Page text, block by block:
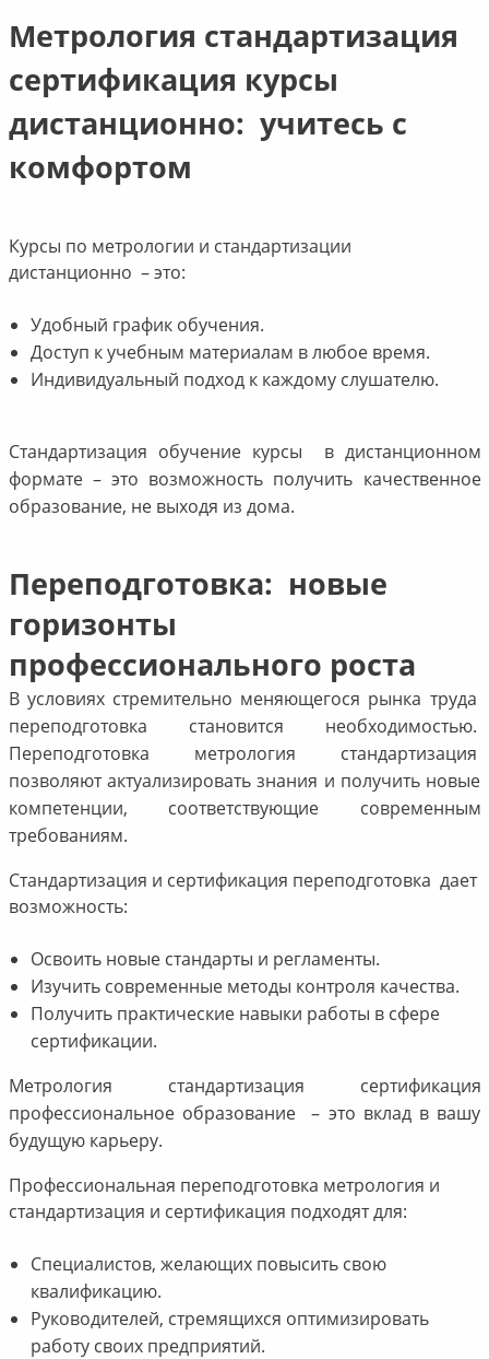
Метрология стандартизация
сертификация курсы
дистанционно: учитесь с
комфортом
Курсы по метрологии и стандартизации
дистанционно – это:
Удобный график обучения.
Доступ к учебным материалам в любое время.
Индивидуальный подход к каждому слушателю.
Стандартизация обучение курсы в дистанционном
формате – это возможность получить качественное
образование, не выходя из дома.
Переподготовка: новые
горизонты
профессионального роста
В условиях стремительно меняющегося рынка труда
переподготовка становится необходимостью.
Переподготовка метрология стандартизация
позволяют актуализировать знания и получить новые
компетенции, соответствующие современным
требованиям.
Стандартизация и сертификация переподготовка дает
возможность:
Освоить новые стандарты и регламенты.
Изучить современные методы контроля качества.
Получить практические навыки работы в сфере
сертификации.
Метрология стандартизация сертификация
профессиональное образование – это вклад в вашу
будущую карьеру.
Профессиональная переподготовка метрология и
стандартизация и сертификация подходят для:
Специалистов, желающих повысить свою
квалификацию.
Руководителей, стремящихся оптимизировать
работу своих предприятий.